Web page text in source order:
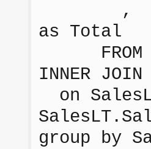
,
as Total
FROM
INNER
on
group by